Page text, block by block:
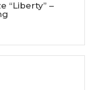
“Liberty” –